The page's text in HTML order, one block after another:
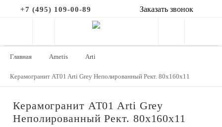
+7 (495) 109-00-89 Заказать звонок
Главная Ametis Arti
Керамогранит AT01 Arti Grey Неполированный Рект. 80x160x11
Керамогранит AT01 Arti Grey
Неполированный Рект. 80x160x11